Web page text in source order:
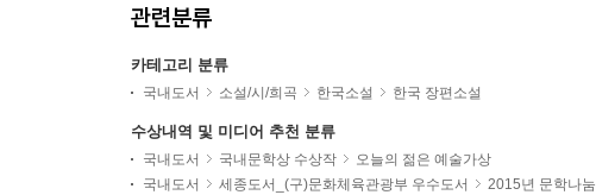
관련분류
카테고리 분류
국내도서 소설/시/희곡 한국소설 한국 장편소설
수상내역 및 미디어 추천 분류
국내도서 국내문학상 수상작
오늘의 젊은 예술가상
국내도서
세종도서_(구)문화체육관광부 우수도서
2015년 문학나눔